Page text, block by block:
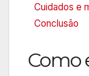
Cuidados e
Conclusão
Como